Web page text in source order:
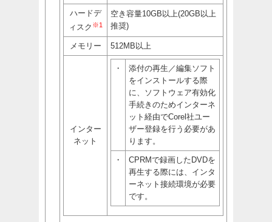
ハードデ
ィスク ※1
空き容量10GB以上(20GB以上
推奨)
メモリー 512MB以上
インター
ネット
・
添付の再生／編集ソフト
をインストールする際
に、ソフトウェア有効化
手続きのためインターネ
ット経由でCorel社ユー
ザー登録を行う必要があ
ります。
・
CPRMで録画したDVDを
再生する際には、インタ
ーネット接続環境が必要
です。